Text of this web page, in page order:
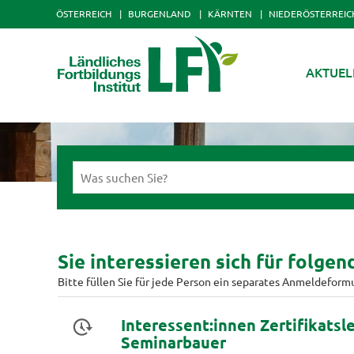
ÖSTERREICH BURGENLAND KÄRNTEN
Sie interessieren sich für
Bitte füllen Sie für jede Person ein separates
Interessent:innen
Seminarbauer